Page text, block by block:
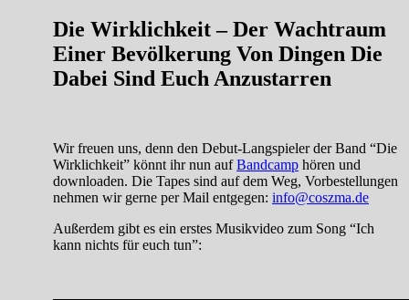
Die Wirklichkeit – Der Wachtraum
Einer Bevölkerung Von Dingen Die
Dabei Sind Euch Anzustarren
Wir freuen uns, denn den Debut-Langspieler der Band “Die
Wirklichkeit” könnt ihr nun aufBandcamp hören und
downloaden. Die Tapes sind auf dem Weg, Vorbestellungen
nehmen wir gerne per Mail entgegen: info@coszma.de
Außerdem gibt es ein erstes Musikvideo zum Song “Ich
kann nichts für euch tun”: